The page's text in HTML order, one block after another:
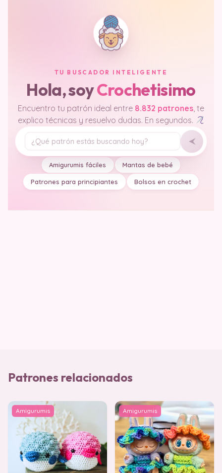
TU BUSCADOR INTELIGENTE
Hola, soyCrochetisimo
Encuentro tu patrón ideal entre 8.832 patrones, te
explico técnicas y resuelvo dudas. En segundos.
Tu pregunta
Amigurumis fáciles Mantas de bebé
Patrones para principiantes Bolsos en crochet
Patrones relacionados
Amigurumis Amigurumis